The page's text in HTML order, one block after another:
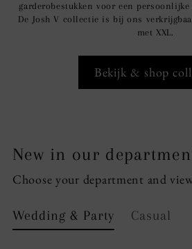
garderobestukken voor een
De Josh V collectie is bij ons
met XXL.
Bekijk & shop
New in our
Choose your department and
Wedding & Party Casual